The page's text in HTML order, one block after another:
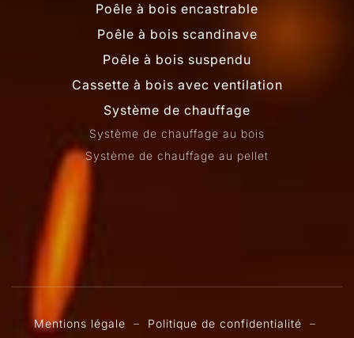
Poêle à bois encastrable
Poêle à bois scandinave
Poêle à bois suspendu
Cassette à bois avec ventilation
Système de chauffage
Système de chauffage au bois
Système de chauffage au pellet
Mentions légale – Politique de confidentialité –